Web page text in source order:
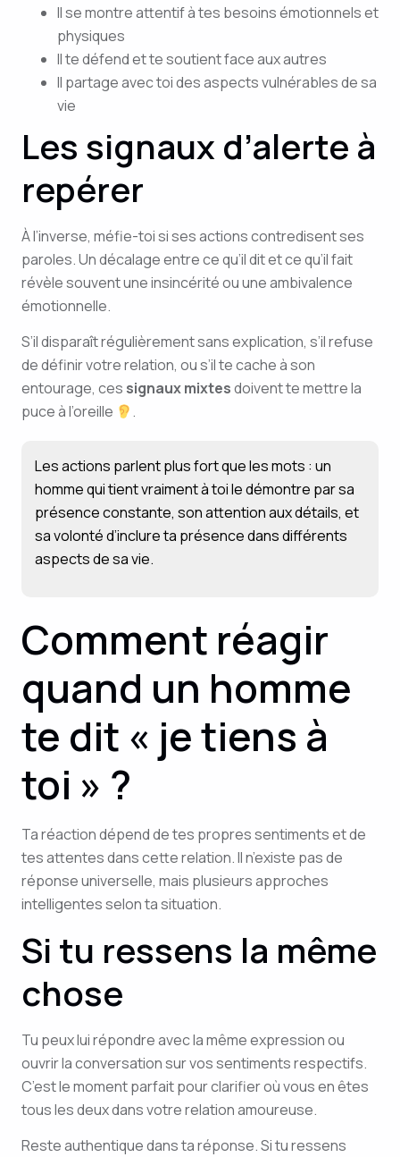
Il se montre attentif à tes besoins émotionnels et
physiques
Il te défend et te soutient face aux autres
Il partage avec toi des aspects vulnérables de sa
vie
Les signaux d’alerte à
repérer
À l’inverse, méfie-toi si ses actions contredisent ses
paroles. Un décalage entre ce qu’il dit et ce qu’il fait
révèle souvent une insincérité ou une ambivalence
émotionnelle.
S’il disparaît régulièrement sans explication, s’il refuse
de définir votre relation, ou s’il te cache à son
entourage, ces signaux mixtesdoivent te mettre la
puce à l’oreille
.
Les actions parlent plus fort que les mots : un
homme qui tient vraiment à toi le démontre par sa
présence constante, son attention aux détails, et
sa volonté d’inclure ta présence dans différents
aspects de sa vie.
Comment réagir
quand un homme
te dit « je tiens à
toi » ?
Ta réaction dépend de tes propres sentiments et de
tes attentes dans cette relation. Il n’existe pas de
réponse universelle, mais plusieurs approches
intelligentes selon ta situation.
Si tu ressens la même
chose
Tu peux lui répondre avec la même expression ou
ouvrir la conversation sur vos sentiments respectifs.
C’est le moment parfait pour clarifier où vous en êtes
tous les deux dans votre relation amoureuse.
Reste authentique dans ta réponse. Si tu ressens